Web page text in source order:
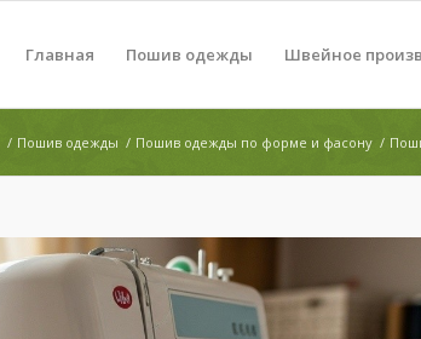
Главная Пошив одежды Швейное
/ Пошив одежды / Пошив одежды по форме и фасону /